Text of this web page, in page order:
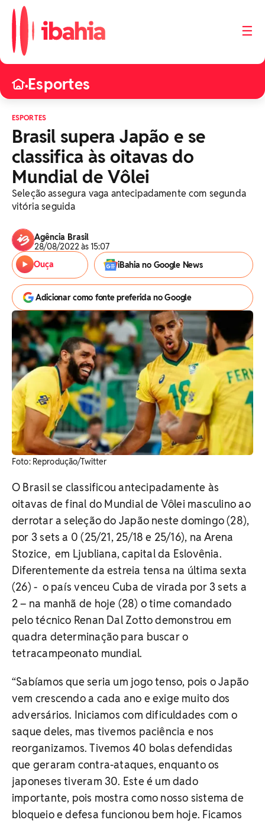
☰
•Esportes
ESPORTES
Brasil supera Japão e se
classifica às oitavas do
Mundial de Vôlei
Seleção assegura vaga antecipadamente com segunda
vitória seguida
Agência Brasil
28/08/2022 às 15:07
Ouça
iBahia no Google News
Adicionar como fonte preferida no Google
Foto: Reprodução/Twitter
O Brasil se classificou antecipadamente às
oitavas de final do Mundial de Vôlei masculino ao
derrotar a seleção do Japão neste domingo (28),
por 3 sets a 0 (25/21, 25/18 e 25/16), na Arena
Stozice, em Ljubliana, capital da Eslovênia.
Diferentemente da estreia tensa na última sexta
(26) - o país venceu Cuba de virada por 3 sets a
2 – na manhã de hoje (28) o time comandado
pelo técnico Renan Dal Zotto demonstrou em
quadra determinação para buscar o
tetracampeonato mundial.
“Sabíamos que seria um jogo tenso, pois o Japão
vem crescendo a cada ano e exige muito dos
adversários. Iniciamos com dificuldades com o
saque deles, mas tivemos paciência e nos
reorganizamos. Tivemos 40 bolas defendidas
que geraram contra-ataques, enquanto os
japoneses tiveram 30. Este é um dado
importante, pois mostra como nosso sistema de
bloqueio e defesa funcionou bem hoje. Ficamos